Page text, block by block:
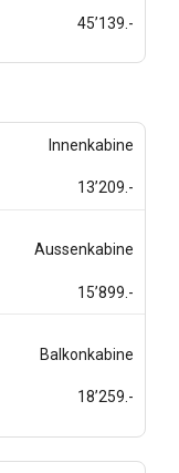
45’139.-
Innenkabine
13’209.-
Aussenkabine
15’899.-
Balkonkabine
18’259.-